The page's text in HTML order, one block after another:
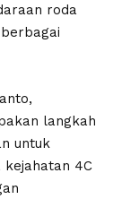
roda
langkah
untuk
kejahatan 4C